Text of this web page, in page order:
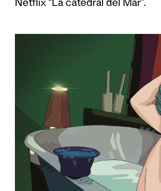
Netflix “La catedral del Mar”.